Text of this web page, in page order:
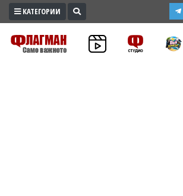
ПРОМО
ЗОНА
КАТЕГОРИИ